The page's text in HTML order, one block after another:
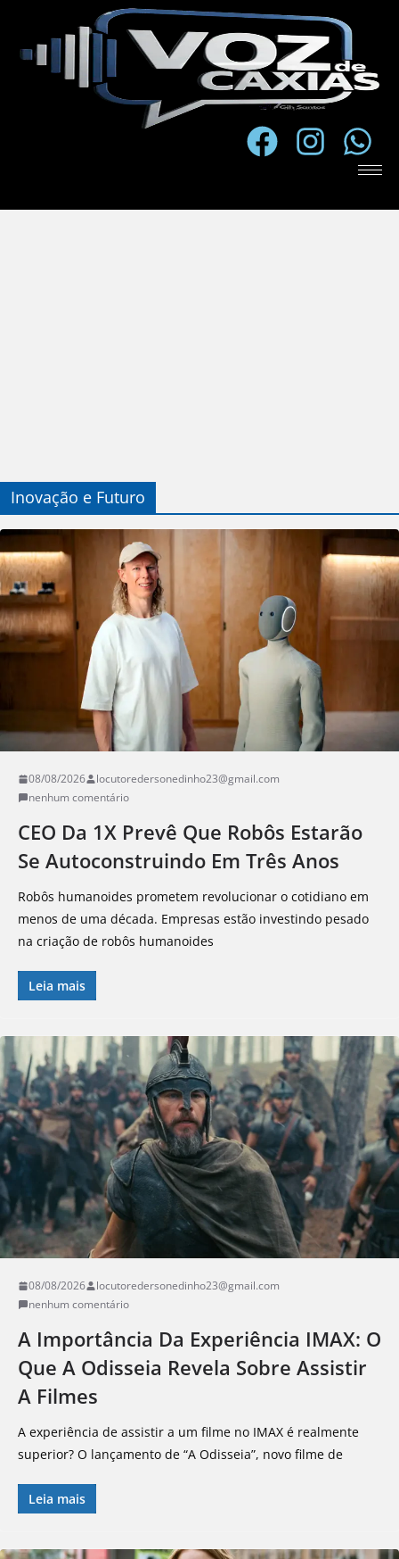
Inovação e Futuro
08/08/2026
locutoredersonedinho23@gmail.com
nenhum comentário
CEO Da 1X Prevê Que Robôs Estarão
Se Autoconstruindo Em Três Anos
Robôs humanoides prometem revolucionar o cotidiano em
menos de uma década. Empresas estão investindo pesado
na criação de robôs humanoides
Leia mais
08/08/2026
locutoredersonedinho23@gmail.com
nenhum comentário
A Importância Da Experiência IMAX: O
Que A Odisseia Revela Sobre Assistir
A Filmes
A experiência de assistir a um filme no IMAX é realmente
superior? O lançamento de “A Odisseia”, novo filme de
Leia mais